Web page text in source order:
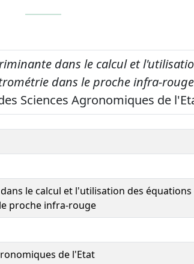
dans le calcul et
dans le proche infra-
Sciences Agronomiques de
le calcul et l'utilisation des
proche infra-rouge
de l'Etat